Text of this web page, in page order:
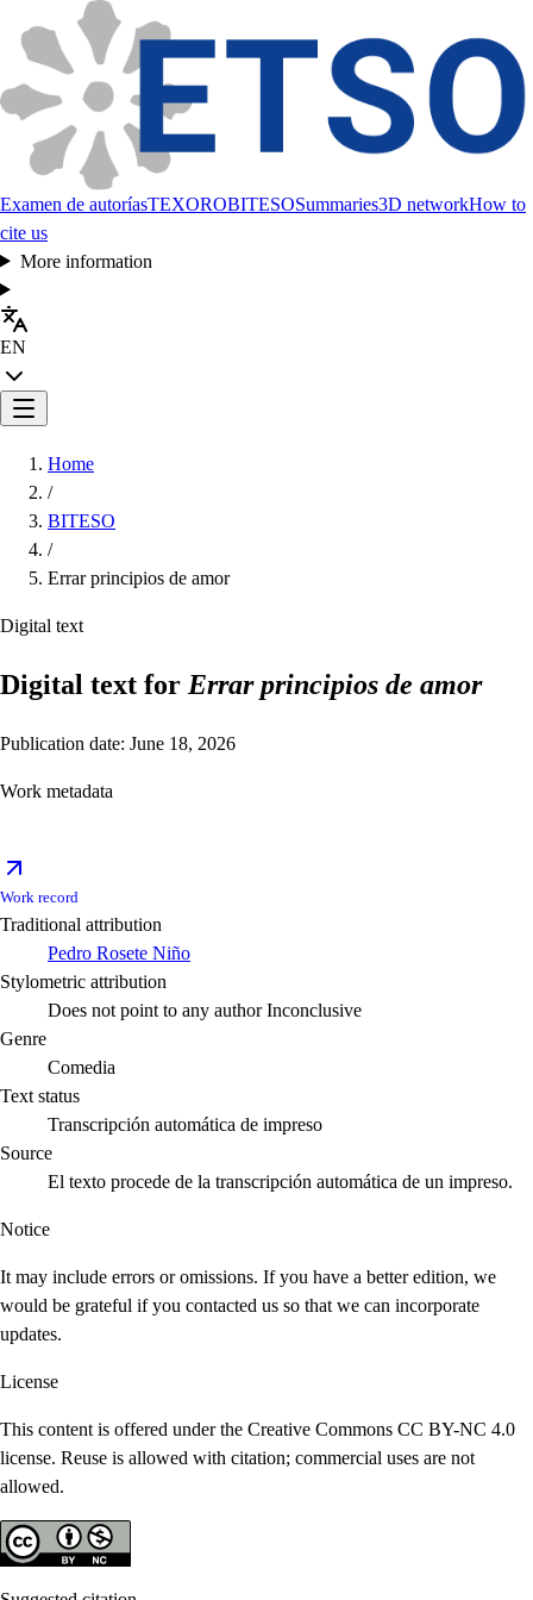
Examen de autoríasTEXOROBITESOSummaries3D networkHow to
cite us
More information
EN
Home
/
BITESO
/
Errar principios de amor
Digital text
Digital text for Errar principios de amor
Publication date: June 18, 2026
Work metadata
Work record
Traditional attribution
Pedro Rosete Niño
Stylometric attribution
Does not point to any author Inconclusive
Genre
Comedia
Text status
Transcripción automática de impreso
Source
El texto procede de la transcripción automática de un impreso.
Notice
It may include errors or omissions. If you have a better edition, we
would be grateful if you contacted us so that we can incorporate
updates.
License
This content is offered under the Creative Commons CC BY-NC 4.0
license. Reuse is allowed with citation; commercial uses are not
allowed.